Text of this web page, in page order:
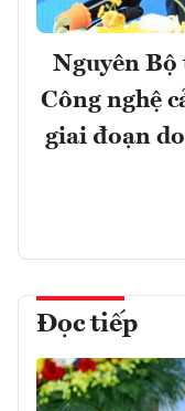
Nguyên Bộ
Công nghệ
giai đoạn
Đọc tiếp